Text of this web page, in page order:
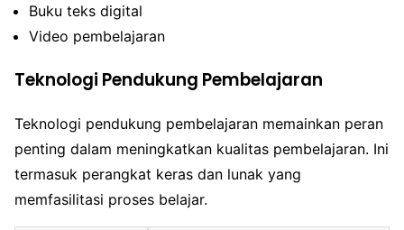
Buku teks digital
Video pembelajaran
Teknologi Pendukung Pembelajaran
Teknologi pendukung pembelajaran memainkan peran
penting dalam meningkatkan kualitas pembelajaran. Ini
termasuk perangkat keras dan lunak yang
memfasilitasi proses belajar.